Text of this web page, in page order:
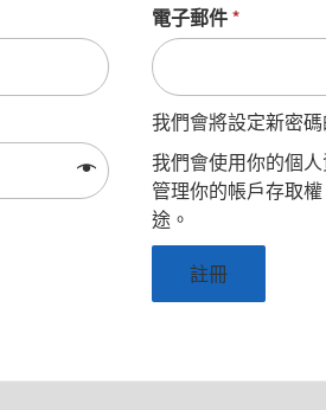
電子郵件*
我們會將設定新密
我們會使用你的個
管理你的帳戶存取
途。
註冊